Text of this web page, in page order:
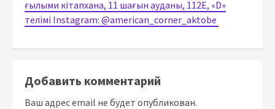
ғылыми кітапхана, 11 шағын ауданы, 112Е, «D»
телімі Instagram: @american_corner_aktobe
Добавить комментарий
Ваш адрес email не будет опубликован.